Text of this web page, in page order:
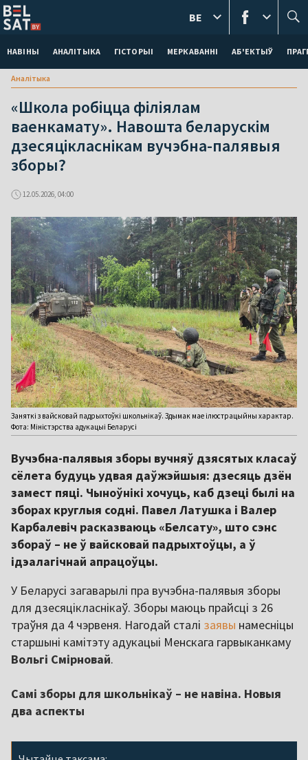
НАВІНЫ АНАЛІТЫКА ГІСТОРЫІ МЕРКАВАННI АБ'ЕКТЫЎ
BE
Аналітыка
«Школа робіцца філіялам
ваенкамату». Навошта беларускім
дзесяцікласнікам вучэбна-палявыя
зборы?
12.05.2026, 04:00
Заняткі з вайсковай падрыхтоўкі школьнікаў. Здымак мае ілюстрацыйны характар.
Фота: Міністэрства адукацыі Беларусі
Вучэбна-палявыя зборы вучняў дзясятых класаў
сёлета будуць удвая даўжэйшыя: дзесяць дзён
замест пяці. Чыноўнікі хочуць, каб дзеці былі на
зборах круглыя содні. Павел Латушка і Валер
Карбалевіч расказваюць «Белсату», што сэнс
збораў – не ў вайсковай падрыхтоўцы, а ў
ідэалагічнай апрацоўцы.
У Беларусі загаварылі пра вучэбна-палявыя зборы
для дзесяцікласнікаў. Зборы маюць прайсці з 26
траўня да 4 чэрвеня. Нагодай сталі заявы намесніцы
старшыні камітэту адукацыі Менскага гарвыканкаму
Вольгі Смірновай.
Самі зборы для школьнікаў – не навіна. Новыя
два аспекты